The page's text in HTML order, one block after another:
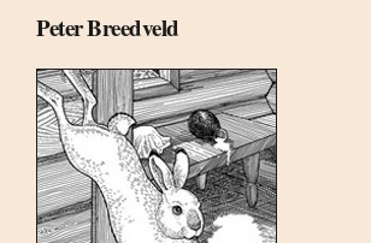
Peter Breedveld